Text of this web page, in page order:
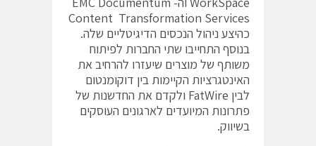
Content Transformation Services
כהיצע ניהול הנכסים הדיגיטליים שלה.
בנוסף התחייבו שתי החברות לפיתוח
משותף של מוצרים שיעזרו להרחיב את
האינטגרציות הקיימות בין דוקומנטום
לבין FatWire ולקדם את החדשנות של
פתרונות המיועדים לארגונים העוסקים
בשיווק.